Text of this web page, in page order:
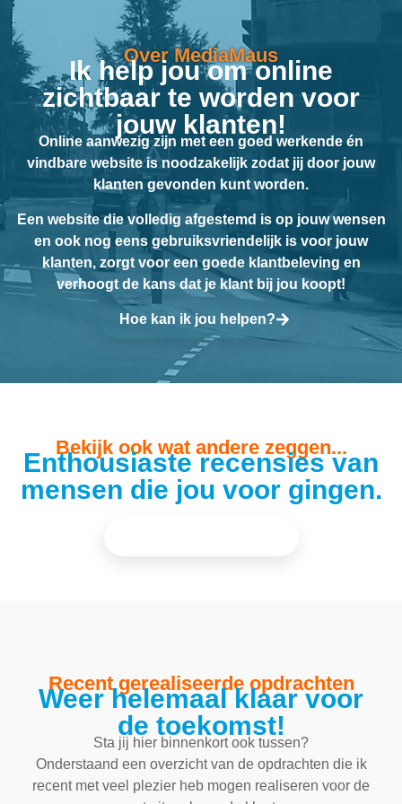
Over MediaMaus
Ik help jou om online
zichtbaar te worden voor
jouw klanten!
Online aanwezig zijn met een goed werkende én
vindbare website is noodzakelijk zodat jij door jouw
klanten gevonden kunt worden.
Een website die volledig afgestemd is op jouw wensen
en ook nog eens gebruiksvriendelijk is voor jouw
klanten, zorgt voor een goede klantbeleving en
verhoogt de kans dat je klant bij jou koopt!
Hoe kan ik jou helpen?
Bekijk ook wat andere zeggen...
Enthousiaste recensies van
mensen die jou voor gingen.
Recent gerealiseerde opdrachten
Weer helemaal klaar voor
de toekomst!
Sta jij hier binnenkort ook tussen?
Onderstaand een overzicht van de opdrachten die ik
recent met veel plezier heb mogen realiseren voor de